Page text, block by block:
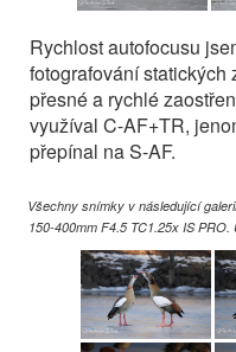
Rychlost autofocusu
fotografování statických
přesné a rychlé
využíval C-AF+TR,
přepínal na S-AF.
Všechny snímky v následující
150-400mm F4.5 TC1.25x IS